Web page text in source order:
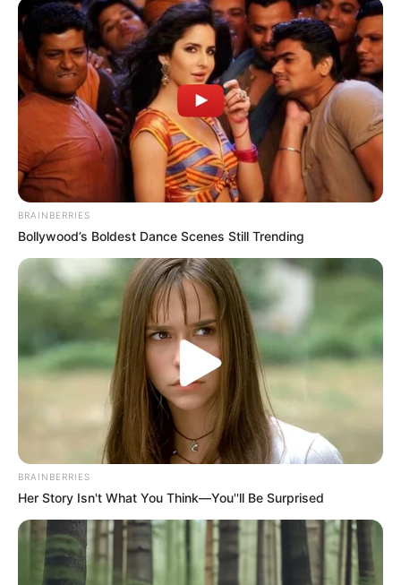
Serem! 9 Chat Ojek Online &
Pelanggan Ini Bikin Auto
Merinding
BRAINBERRIES
Bollywood’s Boldest Dance Scenes Still Trending
BRAINBERRIES
Her Story Isn't What You Think—You''ll Be Surprised